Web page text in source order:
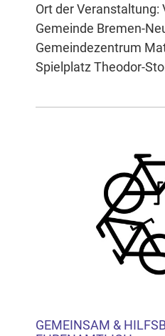
Ort der Veranstaltung:
Gemeinde Bremen-
Gemeindezentrum
Spielplatz Theodor-
GEMEINSAM &